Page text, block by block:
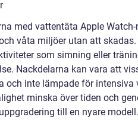
med vattentäta Apple
våta miljöer utan att
som simning eller
Nackdelarna kan vara att
och inte lämpade för
minska över tiden och
till en nyare modell.